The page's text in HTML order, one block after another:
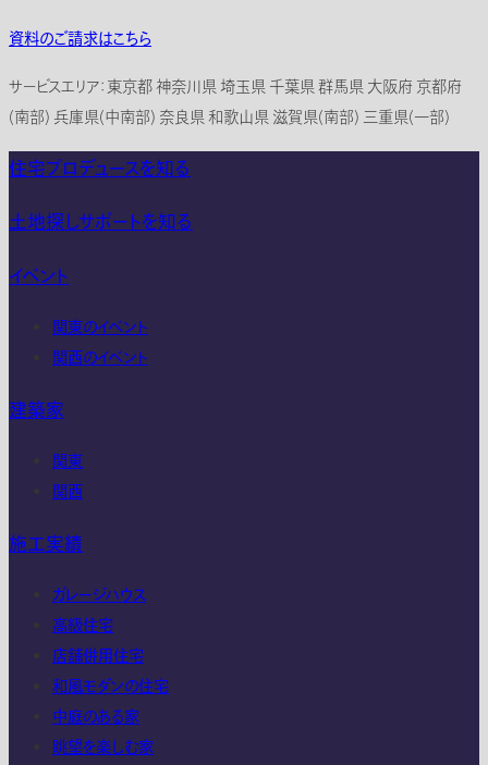
資料のご請求はこちら
サービスエリア：東京都 神奈川県 埼玉県 千葉県 群馬県 大阪府 京都府
(南部) 兵庫県(中南部) 奈良県 和歌山県 滋賀県(南部) 三重県(一部)
住宅プロデュースを知る
土地探しサポートを知る
イベント
関東のイベント
関西のイベント
建築家
関東
関西
施工実績
ガレージハウス
高級住宅
店舗併用住宅
和風モダンの住宅
中庭のある家
眺望を楽しむ家